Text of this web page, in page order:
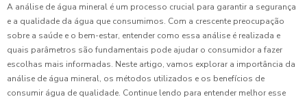
A análise de água mineral é um processo crucial para garantir a segurança
e a qualidade da água que consumimos. Com a crescente preocupação
sobre a saúde e o bem-estar, entender como essa análise é realizada e
quais parâmetros são fundamentais pode ajudar o consumidor a fazer
escolhas mais informadas. Neste artigo, vamos explorar a importância da
análise de água mineral, os métodos utilizados e os benefícios de
consumir água de qualidade. Continue lendo para entender melhor esse